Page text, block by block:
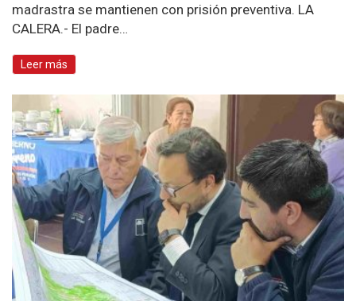
madrastra se mantienen con prisión preventiva. LA
CALERA.- El padre…
Leer más